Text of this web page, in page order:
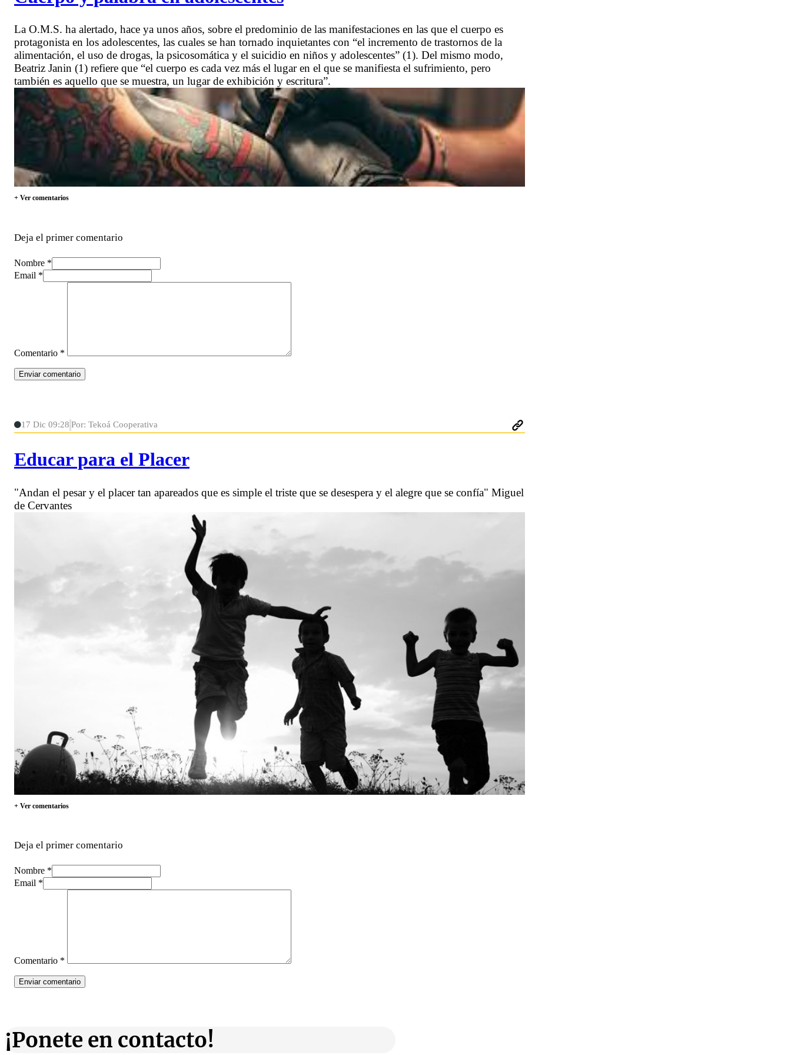
La O.M.S. ha alertado, hace ya unos años, sobre el predominio de las manifestaciones en las que el cuerpo es
protagonista en los adolescentes, las cuales se han tornado inquietantes con “el incremento de trastornos de la
alimentación, el uso de drogas, la psicosomática y el suicidio en niños y adolescentes” (1). Del mismo modo,
Beatriz Janin (1) refiere que “el cuerpo es cada vez más el lugar en el que se manifiesta el sufrimiento, pero
también es aquello que se muestra, un lugar de exhibición y escritura”.
+ Ver comentarios
Deja el primer comentario
Nombre *
Email *
Comentario *
17 Dic 09:28 Por: Tekoá Cooperativa
Educar para el Placer
"Andan el pesar y el placer tan apareados que es simple el triste que se desespera y el alegre que se confía" Miguel
de Cervantes
+ Ver comentarios
Deja el primer comentario
Nombre *
Email *
Comentario *
¡Ponete en contacto!